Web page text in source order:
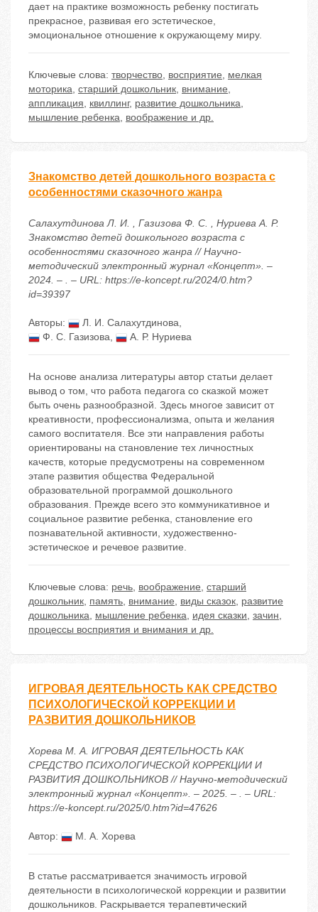
дает на практике возможность ребенку постигать
прекрасное, развивая его эстетическое,
эмоциональное отношение к окружающему миру.
Ключевые слова: творчество, восприятие, мелкая
моторика, старший дошкольник, внимание,
аппликация, квиллинг, развитие дошкольника,
мышление ребенка, воображение и др.
Знакомство детей дошкольного возраста с
особенностями сказочного жанра
Салахутдинова Л. И. , Газизова Ф. С. , Нуриева А. Р.
Знакомство детей дошкольного возраста с
особенностями сказочного жанра // Научно-
методический электронный журнал «Концепт». –
2024. – . – URL: https://e-koncept.ru/2024/0.htm?
id=39397
Авторы: Л. И. Салахутдинова,
Ф. С. Газизова, А. Р. Нуриева
На основе анализа литературы автор статьи делает
вывод о том, что работа педагога со сказкой может
быть очень разнообразной. Здесь многое зависит от
креативности, профессионализма, опыта и желания
самого воспитателя. Все эти направления работы
ориентированы на становление тех личностных
качеств, которые предусмотрены на современном
этапе развития общества Федеральной
образовательной программой дошкольного
образования. Прежде всего это коммуникативное и
социальное развитие ребенка, становление его
познавательной активности, художественно-
эстетическое и речевое развитие.
Ключевые слова: речь, воображение, старший
дошкольник, память, внимание, виды сказок, развитие
дошкольника, мышление ребенка, идея сказки, зачин,
процессы восприятия и внимания и др.
ИГРОВАЯ ДЕЯТЕЛЬНОСТЬ КАК СРЕДСТВО
ПСИХОЛОГИЧЕСКОЙ КОРРЕКЦИИ И
РАЗВИТИЯ ДОШКОЛЬНИКОВ
Хорева М. А. ИГРОВАЯ ДЕЯТЕЛЬНОСТЬ КАК
СРЕДСТВО ПСИХОЛОГИЧЕСКОЙ КОРРЕКЦИИ И
РАЗВИТИЯ ДОШКОЛЬНИКОВ // Научно-методический
электронный журнал «Концепт». – 2025. – . – URL:
https://e-koncept.ru/2025/0.htm?id=47626
Автор: М. А. Хорева
В статье рассматривается значимость игровой
деятельности в психологической коррекции и развитии
дошкольников. Раскрывается терапевтический